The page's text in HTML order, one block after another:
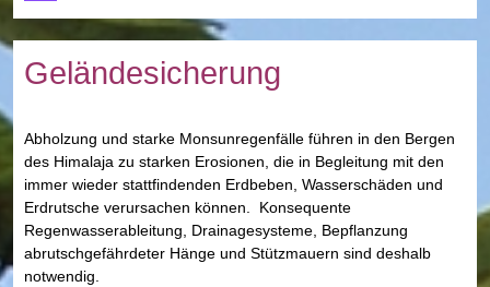
Geländesicherung
Abholzung und starke Monsunregenfälle führen in den Bergen
des Himalaja zu starken Erosionen, die in Begleitung mit den
immer wieder stattfindenden Erdbeben, Wasserschäden und
Erdrutsche verursachen können. Konsequente
Regenwasserableitung, Drainagesysteme, Bepflanzung
abrutschgefährdeter Hänge und Stützmauern sind deshalb
notwendig.